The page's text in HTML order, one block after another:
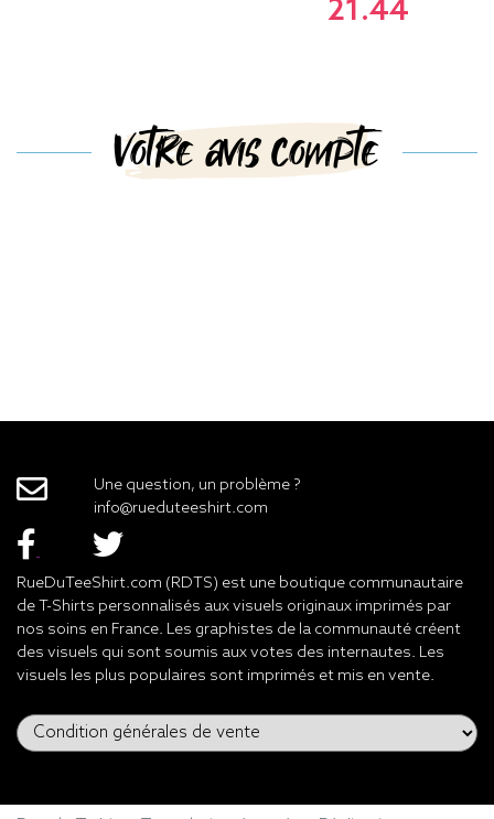
21.44
Votre avis compte
Une question, un problème ?
info@rueduteeshirt.com
RueDuTeeShirt.com (RDTS) est une boutique communautaire
de T-Shirts personnalisés aux visuels originaux imprimés par
nos soins en France. Les graphistes de la communauté créent
des visuels qui sont soumis aux votes des internautes. Les
visuels les plus populaires sont imprimés et mis en vente.